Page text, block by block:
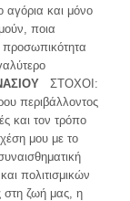
και μόνο
ποια
προσωπικότητα
ΣΤΟΧΟΙ:
περιβάλλοντος
και τον τρόπο
μου με το
πολιτισμικών
στη ζωή μας, η